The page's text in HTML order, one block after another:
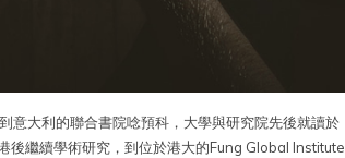
意大利的聯合書院唸預科，大學與研究院先後就讀於
後繼續學術研究，到位於港大的Fung Global Institute